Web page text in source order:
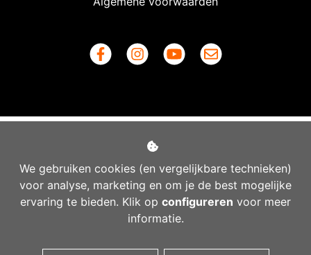
We gebruiken cookies (en vergelijkbare technieken)
voor analyse, marketing en om je de best mogelijke
ervaring te bieden. Klik op configureren voor meer
informatie.
Managed hosting